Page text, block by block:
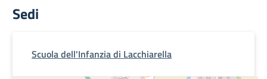
Sedi
Scuola dell'Infanzia di Lacchiarella